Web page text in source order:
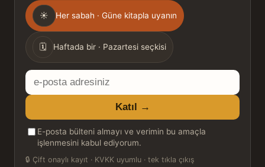
Gönderim
sıklığı
☀ Her sabah · Güne kitapla uyanın
🗓 Haftada bir · Pazartesi seçkisi
E-
posta
adresiniz
Katıl →
E-posta bülteni almayı ve verimin bu amaçla
işlenmesini kabul ediyorum.
🔒 Çift onaylı kayıt · KVKK uyumlu · tek tıkla çıkış